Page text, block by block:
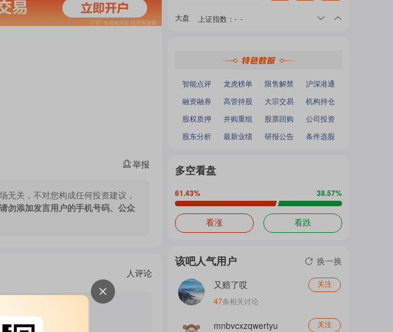
热
题
热
举报
无关，不对您构成任何投资建议，
勿添加发言用户的手机号码、公众
人评论
大盘 上证指数 ： - -
：- -
智能点评 龙虎榜单 限售解禁
沪深港通
融资融券
高管持股 大宗交易
机构持仓
股权质押
并购重组 股票回购
公司投资
股东分析
最新业绩 研报公告 条件选股
多空看盘
61.43% 38.57%
看涨 看跌
该吧人气用户 换一换
又赔了哎 关注
47条相关讨论
mnbvcxzqwertyu 关注